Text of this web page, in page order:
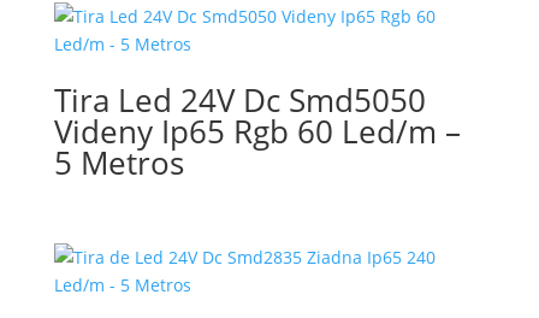
Tira Led 24V Dc Smd5050
Videny Ip65 Rgb 60 Led/m –
5 Metros